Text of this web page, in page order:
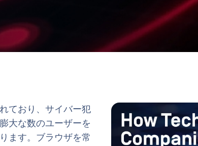
ており、サイバー犯
大な数のユーザーを
ます。ブラウザを常